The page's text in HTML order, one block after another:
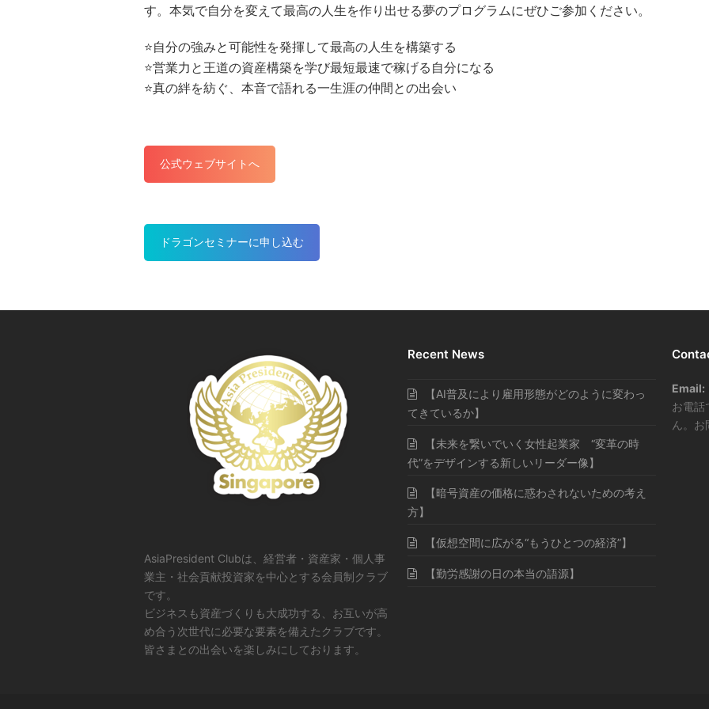
す。本気で自分を変えて最高の人生を作り出せる夢のプログラムにぜひご参加ください。
⭐️自分の強みと可能性を発揮して最高の人生を構築する
⭐️営業力と王道の資産構築を学び最短最速で稼げる自分になる
⭐️真の絆を紡ぐ、本音で語れる一生涯の仲間との出会い
公式ウェブサイトへ
ドラゴンセミナーに申し込む
AsiaPresident Clubは、経営者・資産家・個人事
業主・社会貢献投資家を中心とする会員制クラブ
です。
ビジネスも資産づくりも大成功する、お互いが高
め合う次世代に必要な要素を備えたクラブです。
皆さまとの出会いを楽しみにしております。
Recent News
【AI普及により雇用形態がどのように変わっ
てきているか】
【未来を繋いでいく女性起業家 “変革の時
代”をデザインする新しいリーダー像】
【暗号資産の価格に惑わされないための考え
方】
【仮想空間に広がる“もうひとつの経済”】
【勤労感謝の日の本当の語源】
Email:
お電
ん。お